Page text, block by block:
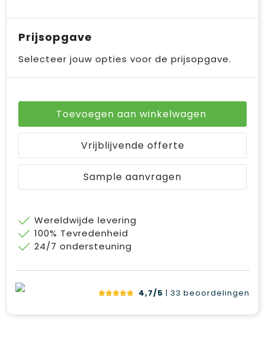
Prijsopgave
Selecteer jouw opties voor de prijsopgave.
Toevoegen aan winkelwagen
Vrijblijvende offerte
Sample aanvragen
Wereldwijde levering
100% Tevredenheid
24/7 ondersteuning
4,7/5 | 33 beoordelingen